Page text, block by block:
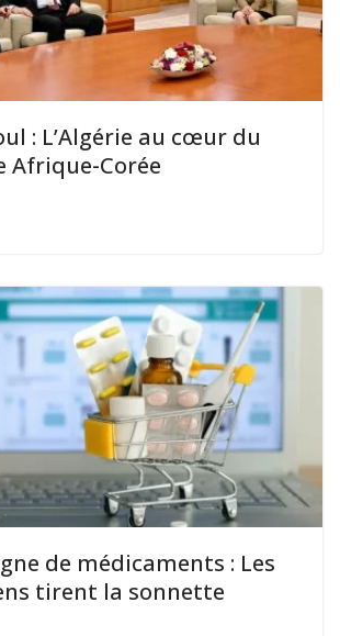
: L’Algérie au cœur du
Afrique-Corée
de médicaments : Les
tirent la sonnette